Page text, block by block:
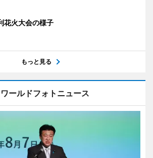
花火大会の様子
もっと見る
ワールドフォトニュース